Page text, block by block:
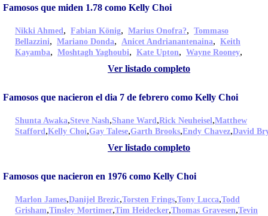
Famosos que miden 1.78 como Kelly Choi
Nikki Ahmed, Fabian König, Marius Onofra?, Tommaso
Bellazzini, Mariano Donda, Anicet Andrianantenaina, Keith
Kayamba, Moshtagh Yaghoubi, Kate Upton, Wayne Rooney,
Ver listado completo
Famosos que nacieron el dia 7 de febrero como Kelly Choi
Shunta Awaka,Steve Nash,Shane Ward,Rick Neuheisel,Matthew
Stafford,Kelly Choi,Gay Talese,Garth Brooks,Endy Chavez,David
Ver listado completo
Famosos que nacieron en 1976 como Kelly Choi
Marlon James,Danijel Brezic,Torsten Frings,Tony Lucca,Todd
Grisham,Tinsley Mortimer,Tim Heidecker,Thomas Gravesen,Tevin